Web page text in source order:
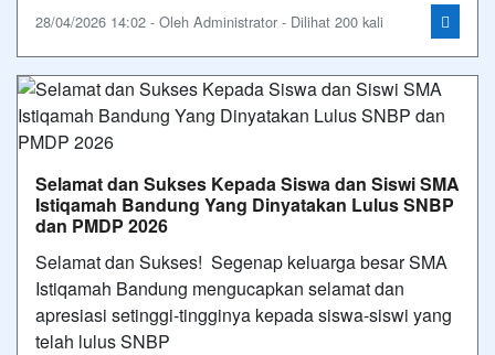
28/04/2026 14:02 - Oleh Administrator - Dilihat 200 kali
Selamat dan Sukses Kepada Siswa dan Siswi SMA
Istiqamah Bandung Yang Dinyatakan Lulus SNBP
dan PMDP 2026
Selamat dan Sukses! Segenap keluarga besar SMA
Istiqamah Bandung mengucapkan selamat dan
apresiasi setinggi-tingginya kepada siswa-siswi yang
telah lulus SNBP